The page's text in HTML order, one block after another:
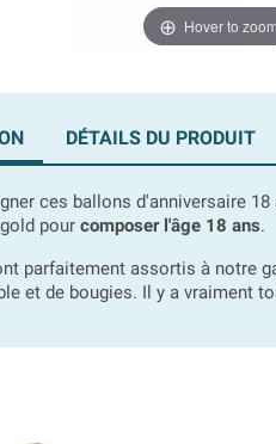
Hover to zoom
DÉTAILS DU PRODUIT
ces ballons d'anniversaire
pour composer l'âge 18 ans.
parfaitement assortis à notre
et de bougies. Il y a vraiment